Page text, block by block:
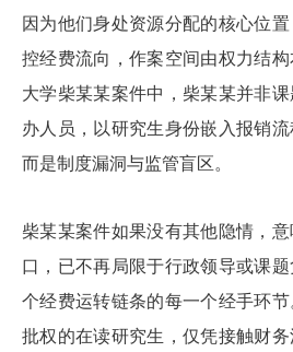
因为他们身处资源分配的核心位
控经费流向，作案空间由权力结
大学柴某某案件中，柴某某并非
办人员，以研究生身份嵌入报销流
而是制度漏洞与监管盲区。
柴某某案件如果没有其他隐情，
口，已不再局限于行政领导或课
个经费运转链条的每一个经手环
批权的在读研究生，仅凭接触财